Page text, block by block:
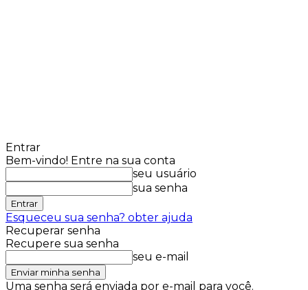
Entrar
Bem-vindo! Entre na sua conta
seu usuário
sua senha
Esqueceu sua senha? obter ajuda
Recuperar senha
Recupere sua senha
seu e-mail
Uma senha será enviada por e-mail para você.